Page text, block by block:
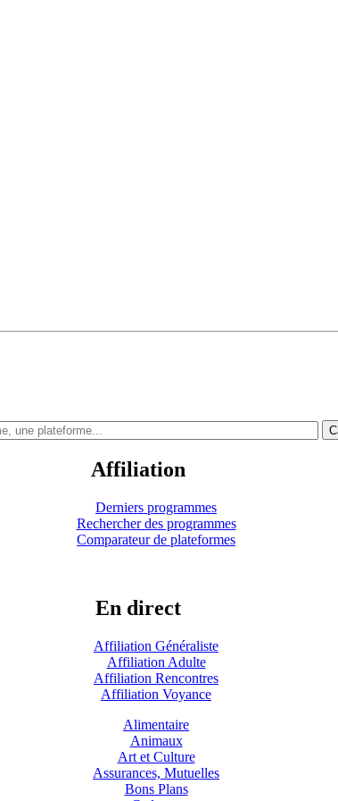
Affiliation
Derniers programmes
Rechercher des programmes
Comparateur de plateformes
En direct
Affiliation Généraliste
Affiliation Adulte
Affiliation Rencontres
Affiliation Voyance
Alimentaire
Animaux
Art et Culture
Assurances, Mutuelles
Bons Plans